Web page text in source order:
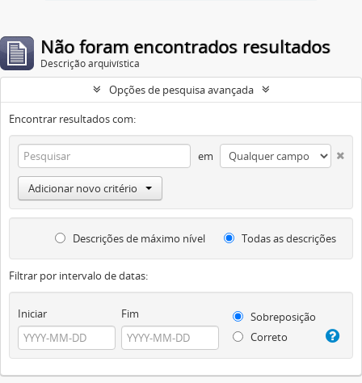
Não foram encontrados resultados
Descrição arquivística
Opções de pesquisa avançada
Encontrar resultados com:
em
Adicionar novo critério
Descrições de máximo nível Todas as descrições
Filtrar por intervalo de datas:
Iniciar Fim
Sobreposição
Correto